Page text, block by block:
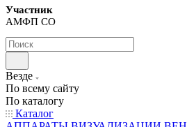
Участник
АМФП СО
Везде
По всему сайту
По каталогу
Каталог